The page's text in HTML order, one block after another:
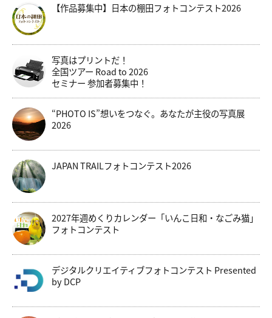
【作品募集中】日本の棚田フォトコンテスト2026
写真はプリントだ！
全国ツアー Road to 2026
セミナー 参加者募集中！
“PHOTO IS”想いをつなぐ。あなたが主役の写真展
2026
JAPAN TRAILフォトコンテスト2026
2027年週めくりカレンダー「いんこ日和・なごみ猫」
フォトコンテスト
デジタルクリエイティブフォトコンテスト Presented
by DCP